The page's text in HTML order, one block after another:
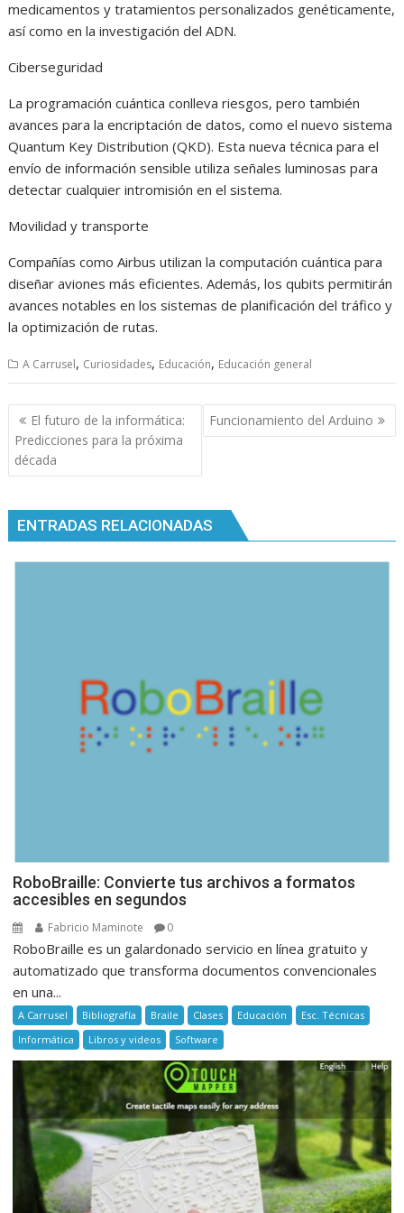
medicamentos y tratamientos personalizados genéticamente,
así como en la investigación del ADN.
Ciberseguridad
La programación cuántica conlleva riesgos, pero también
avances para la encriptación de datos, como el nuevo sistema
Quantum Key Distribution (QKD). Esta nueva técnica para el
envío de información sensible utiliza señales luminosas para
detectar cualquier intromisión en el sistema.
Movilidad y transporte
Compañías como Airbus utilizan la computación cuántica para
diseñar aviones más eficientes. Además, los qubits permitirán
avances notables en los sistemas de planificación del tráfico y
la optimización de rutas.
A Carrusel, Curiosidades, Educación, Educación general
Navegación
de
entradas
El futuro de la informática:
Predicciones para la próxima
década
Funcionamiento del Arduino
ENTRADAS RELACIONADAS
RoboBraille: Convierte tus archivos a formatos
accesibles en segundos
Fabricio Maminote 0
RoboBraille es un galardonado servicio en línea gratuito y
automatizado que transforma documentos convencionales
en una...
A Carrusel Bibliografía Braile Clases Educación
Esc. Técnicas
Informática
Libros y videos Software